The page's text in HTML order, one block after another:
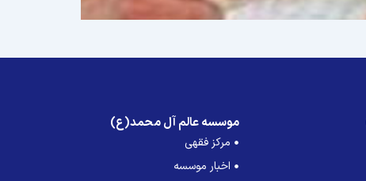
موسسه عالم آل محمد(ع)
مرکز فقهی
اخبار موسسه